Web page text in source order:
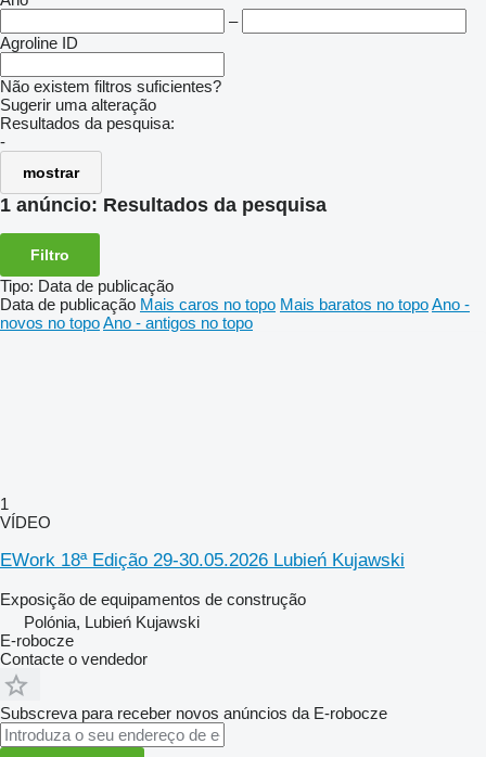
–
Agroline ID
Não existem filtros suficientes?
Sugerir uma alteração
Resultados da pesquisa:
-
mostrar
1 anúncio: Resultados da pesquisa
Filtro
Tipo: Data de publicação
Data de publicação Mais caros no topo Mais baratos no topoAno -
novos no topoAno - antigos no topo
1
VÍDEO
EWork 18ª Edição 29-30.05.2026 Lubień Kujawski
Exposição de equipamentos de construção
Polónia, Lubień Kujawski
E-robocze
Contacte o vendedor
Subscreva para receber novos anúncios da E-robocze